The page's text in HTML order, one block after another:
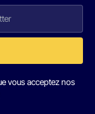
vous acceptez nos